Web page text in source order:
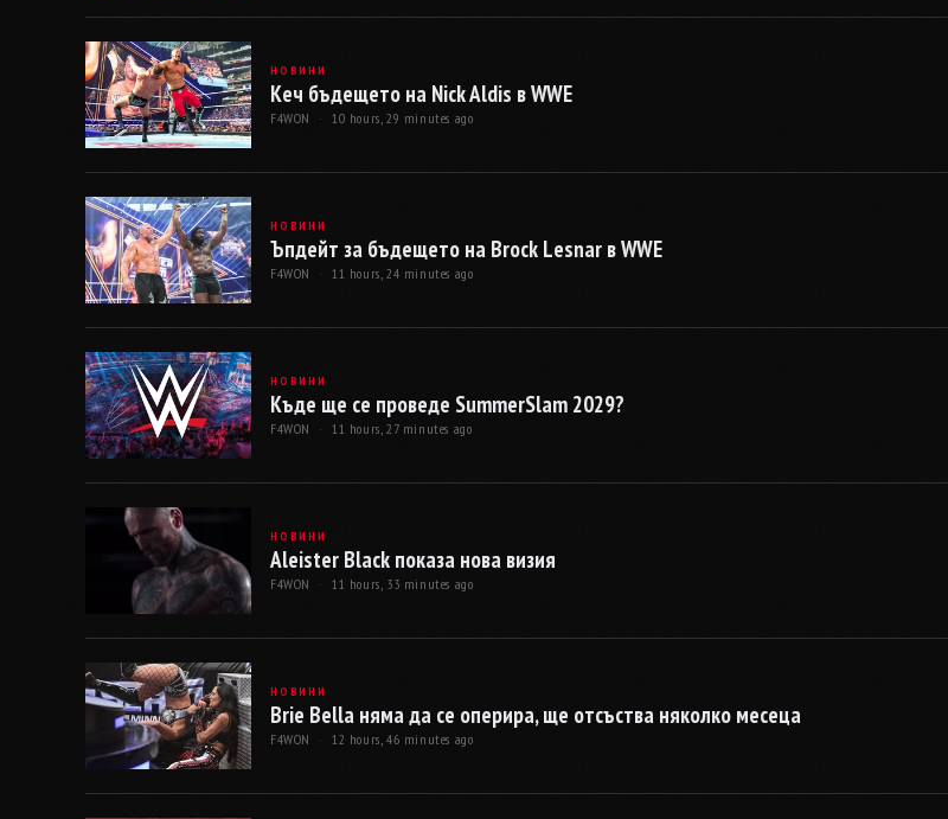
НОВИНИ
Кеч бъдещето на Nick Aldis в WWE
F4WON · 10 hours, 29 minutes ago
НОВИНИ
Ъпдейт за бъдещето на Brock Lesnar в WWE
F4WON · 11 hours, 24 minutes ago
НОВИНИ
Къде ще се проведе SummerSlam 2029?
F4WON · 11 hours, 27 minutes ago
НОВИНИ
Aleister Black показа нова визия
F4WON · 11 hours, 33 minutes ago
НОВИНИ
Brie Bella няма да се оперира, ще отсъства няколко месеца
F4WON · 12 hours, 46 minutes ago